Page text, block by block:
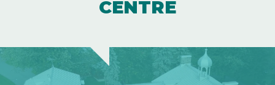
CENTRE